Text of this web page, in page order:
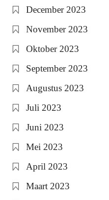
December 2023
November 2023
Oktober 2023
September 2023
Augustus 2023
Juli 2023
Juni 2023
Mei 2023
April 2023
Maart 2023